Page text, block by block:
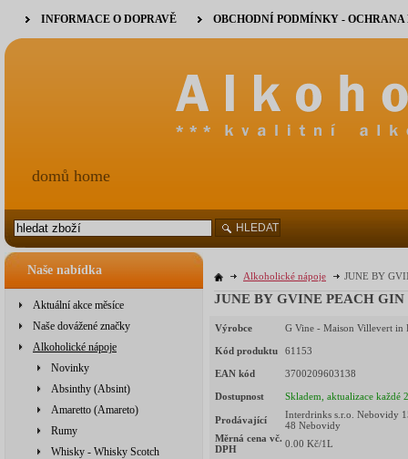
Naše nabídka
Aktuální akce měsíce
Naše dovážené značky
Alkoholické nápoje
Novinky
Absinthy (Absint)
Amaretto (Amareto)
Rumy
Whisky - Whisky Scotch
Alkoholické nápoje JUNE BY
JUNE BY GVINE PEACH GIN
Výrobce G Vine - Maison Villevert in
Kód produktu 61153
EAN kód 3700209603138
Dostupnost Skladem, aktualizace každé
Prodávající
Interdrinks s.r.o. Nebovidy
48 Nebovidy
Měrná cena vč.
DPH
0.00 Kč/1L
INFORMACE O DOPRAVĚ OBCHODNÍ PODMÍNKY -
domů home
HLEDAT